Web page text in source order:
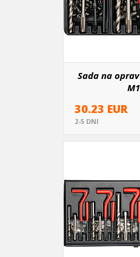
Sada na
30.23 EUR
2-5 DNI